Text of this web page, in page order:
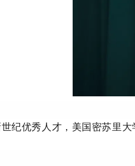
纪优秀人才，美国密苏里